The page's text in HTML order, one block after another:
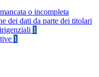
o incompleta
dei dati da parte dei titolari
1
1